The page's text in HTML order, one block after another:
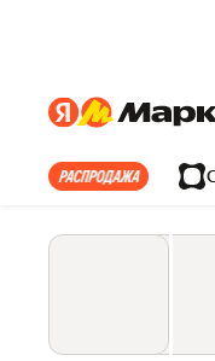
ЯндексЯндекс
Все хиты
Дом Ремонт